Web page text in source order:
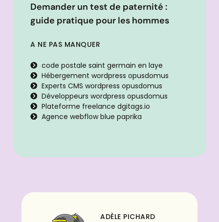
Demander un test de paternité :
guide pratique pour les hommes
A NE PAS MANQUER
code postale saint germain en laye
Hébergement wordpress opusdomus
Experts CMS wordpress opusdomus
Développeurs wordpress opusdomus
Plateforme freelance dgitags.io
Agence webflow blue paprika
ADÈLE PICHARD